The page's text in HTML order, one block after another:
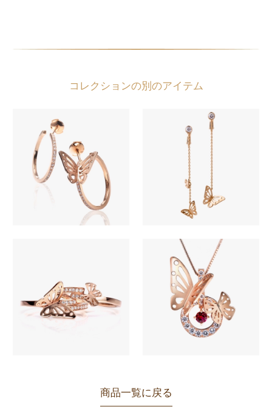
コレクションの別のアイテム
商品一覧に戻る